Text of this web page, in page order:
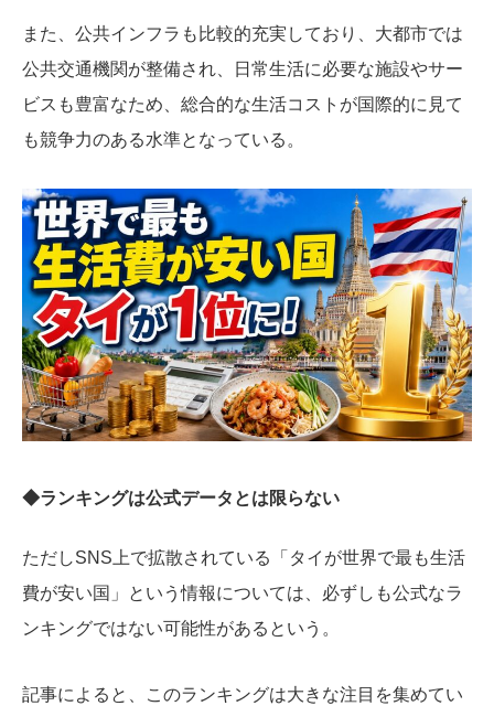
また、公共インフラも比較的充実しており、大都市では
公共交通機関が整備され、日常生活に必要な施設やサー
ビスも豊富なため、総合的な生活コストが国際的に見て
も競争力のある水準となっている。
◆ランキングは公式データとは限らない
ただしSNS上で拡散されている「タイが世界で最も生活
費が安い国」という情報については、必ずしも公式なラ
ンキングではない可能性があるという。
記事によると、このランキングは大きな注目を集めてい